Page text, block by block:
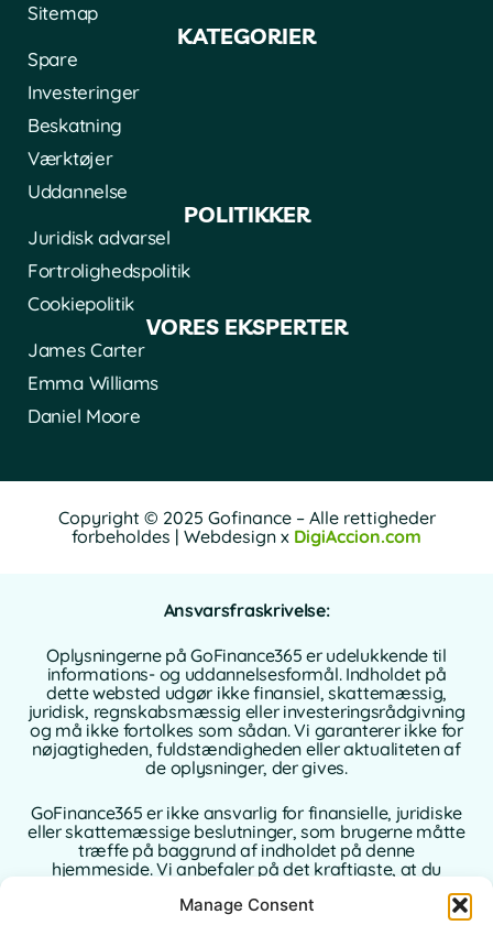
Manage Consent
Sitemap
KATEGORIER
Spare
Investeringer
Beskatning
Værktøjer
Uddannelse
POLITIKKER
Juridisk advarsel
Fortrolighedspolitik
Cookiepolitik
VORES EKSPERTER
James Carter
Emma Williams
Daniel Moore
Copyright © 2025 Gofinance – Alle rettigheder
forbeholdes | Webdesign x DigiAccion.com
Ansvarsfraskrivelse:
Oplysningerne på GoFinance365 er udelukkende til
informations- og uddannelsesformål. Indholdet på
dette websted udgør ikke finansiel, skattemæssig,
juridisk, regnskabsmæssig eller investeringsrådgivning
og må ikke fortolkes som sådan. Vi garanterer ikke for
nøjagtigheden, fuldstændigheden eller aktualiteten af
de oplysninger, der gives.
GoFinance365 er ikke ansvarlig for finansielle, juridiske
eller skattemæssige beslutninger, som brugerne måtte
træffe på baggrund af indholdet på denne
hjemmeside. Vi anbefaler på det kraftigste, at du
konsulterer en kvalificeret og autoriseret rådgiver i dit
hjemland, inden du træffer beslutninger vedrørende